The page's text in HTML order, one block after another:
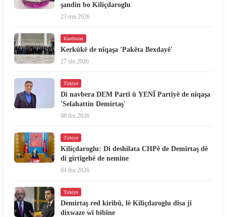
şandin bo Kiliçdaroglu
23 trm 2026
Kurdistan
Kerkûkê de nîqaşa 'Pakêta Bexdayê'
27 sbt 2026
Tirkiye
Di navbera DEM Partî û YENÎ Partîyê de nîqaşa
'Selahattin Demirtaş'
08 tbx 2026
Tirkiye
Kiliçdaroglu: Di deshilata CHPê de Demirtaş dê
di girtîgehê de nemîne
04 tbx 2026
Tirkiye
Demirtaş red kiribû, lê Kiliçdaroglu dîsa jî
dixwaze wî bibîne